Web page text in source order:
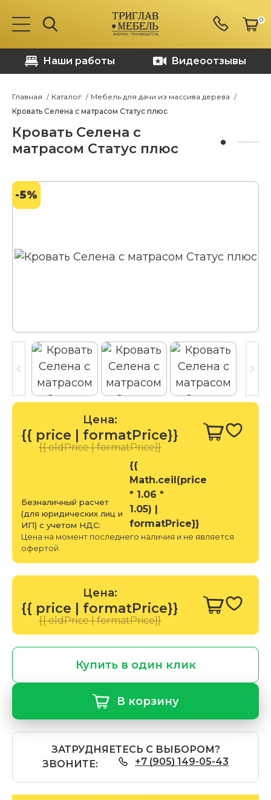
0
Наши работы Видеоотзывы
Главная Каталог
Мебель для дачи из массива дерева
Кровать Селена с матрасом Статус плюс
Кровать Селена с
матрасом Статус плюс
-5%
Цена:
{{ price | formatPrice}}
{{ oldPrice | formatPrice}}
Безналичный расчет
(для юридических лиц и
ИП) с учетом НДС:
{{
Math.ceil(price
* 1.06 *
1.05) |
formatPrice}}
Цена на момент последнего наличия и не является
офертой.
Цена:
{{ price | formatPrice}}
{{ oldPrice | formatPrice}}
Купить в один клик
В корзину
ЗАТРУДНЯЕТЕСЬ С ВЫБОРОМ?
ЗВОНИТЕ:
+7 (905) 149-05-43